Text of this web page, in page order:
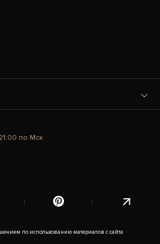
по Мск
по использованию материалов с сайта